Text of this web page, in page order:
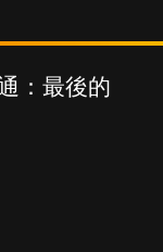
：最後的